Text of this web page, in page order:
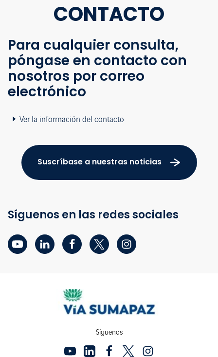
CONTACTO
Para cualquier consulta,
póngase en contacto con
nosotros por correo
electrónico
Ver la información del contacto
Suscríbase a nuestras noticias
Síguenos en las redes sociales
Síguenos